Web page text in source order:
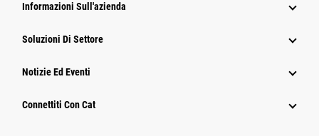
Informazioni Sull'azienda
Soluzioni Di Settore
Notizie Ed Eventi
Connettiti Con Cat